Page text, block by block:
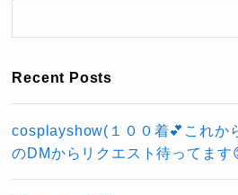
Recent Posts
cosplayshow(１００着💕これか
のDMからリクエスト待ってます